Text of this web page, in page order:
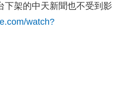
下架的中天新聞也不受到影
watch?